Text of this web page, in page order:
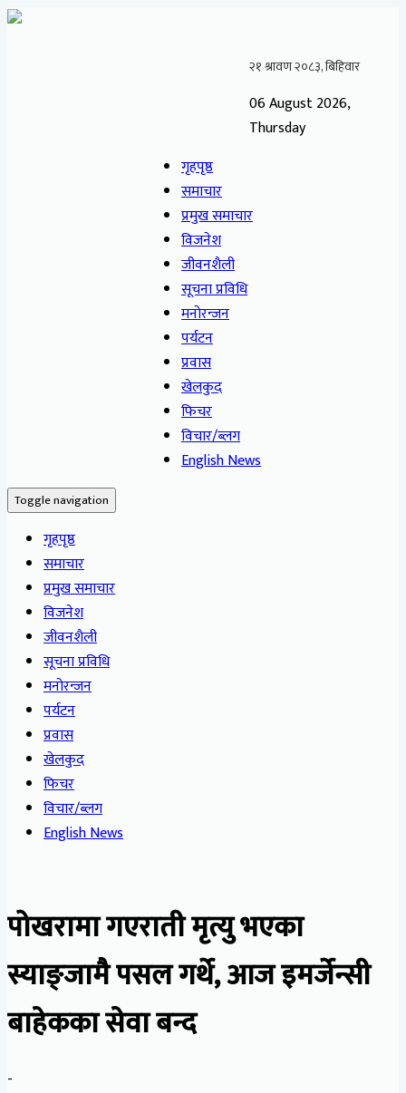
06 August 2026,
Thursday
गृहपृष्ठ
समाचार
प्रमुख समाचार
विजनेश
जीवनशैली
सूचना प्रविधि
मनोरन्जन
पर्यटन
प्रवास
खेलकुद
फिचर
विचार/ब्लग
English News
Toggle navigation
गृहपृष्ठ
समाचार
प्रमुख समाचार
विजनेश
जीवनशैली
सूचना प्रविधि
मनोरन्जन
पर्यटन
प्रवास
खेलकुद
फिचर
विचार/ब्लग
English News
पोखरामा गएराती मृत्यु भएका
स्याङ्जामै पसल गर्थे, आज इमर्जेन्सी
बाहेकका सेवा बन्द
-